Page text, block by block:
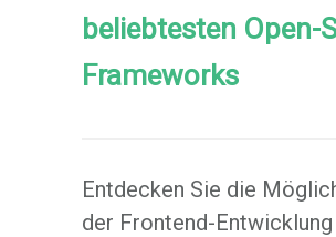
beliebtesten Open-
Frameworks
Entdecken Sie die
der Frontend-